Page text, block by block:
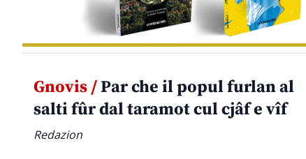
Gnovis /Par che il popul furlan al
salti fûr dal taramot cul cjâf e vîf
Redazion